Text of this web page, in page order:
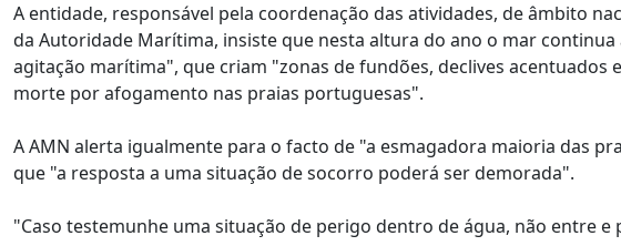
A entidade, responsável pela coordenação das atividades, de âmbito
da Autoridade Marítima, insiste que nesta altura do ano o mar
agitação marítima", que criam "zonas de fundões, declives
morte por afogamento nas praias portuguesas".
A AMN alerta igualmente para o facto de "a esmagadora maioria das
que "a resposta a uma situação de socorro poderá ser demorada".
"Caso testemunhe uma situação de perigo dentro de água, não entre